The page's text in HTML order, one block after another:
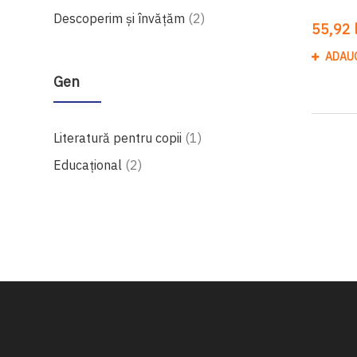
Descoperim și învățăm 2produse
Gen
Literatură pentru copii 1produs
Educațional 2produse
55,92